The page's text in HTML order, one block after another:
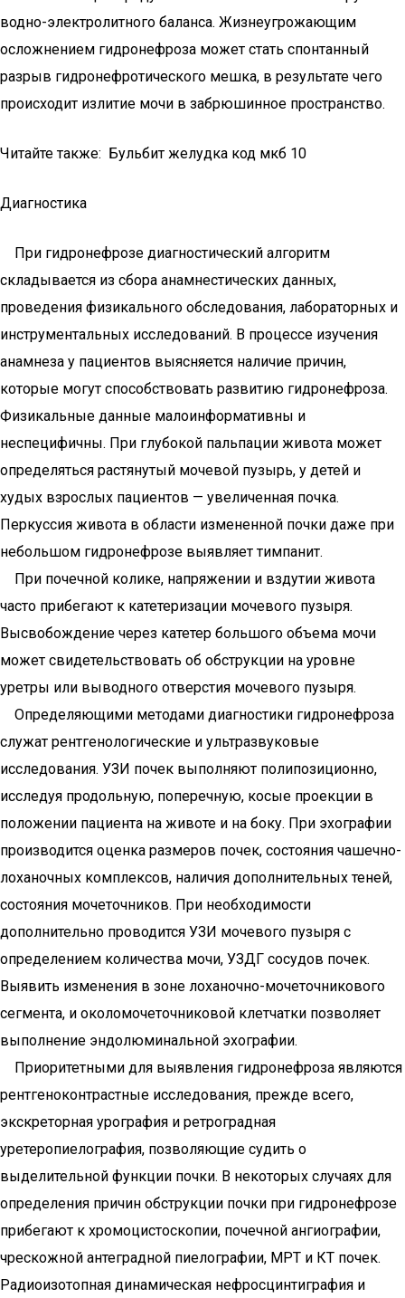
водно-электролитного баланса. Жизнеугрожающим
осложнением гидронефроза может стать спонтанный
разрыв гидронефротического мешка, в результате чего
происходит излитие мочи в забрюшинное пространство.
Читайте также: Бульбит желудка код мкб 10
Диагностика
При гидронефрозе диагностический алгоритм
складывается из сбора анамнестических данных,
проведения физикального обследования, лабораторных и
инструментальных исследований. В процессе изучения
анамнеза у пациентов выясняется наличие причин,
которые могут способствовать развитию гидронефроза.
Физикальные данные малоинформативны и
неспецифичны. При глубокой пальпации живота может
определяться растянутый мочевой пузырь, у детей и
худых взрослых пациентов — увеличенная почка.
Перкуссия живота в области измененной почки даже при
небольшом гидронефрозе выявляет тимпанит.
При почечной колике, напряжении и вздутии живота
часто прибегают к катетеризации мочевого пузыря.
Высвобождение через катетер большого объема мочи
может свидетельствовать об обструкции на уровне
уретры или выводного отверстия мочевого пузыря.
Определяющими методами диагностики гидронефроза
служат рентгенологические и ультразвуковые
исследования. УЗИ почек выполняют полипозиционно,
исследуя продольную, поперечную, косые проекции в
положении пациента на животе и на боку. При эхографии
производится оценка размеров почек, состояния чашечно-
лоханочных комплексов, наличия дополнительных теней,
состояния мочеточников. При необходимости
дополнительно проводится УЗИ мочевого пузыря с
определением количества мочи, УЗДГ сосудов почек.
Выявить изменения в зоне лоханочно-мочеточникового
сегмента, и околомочеточниковой клетчатки позволяет
выполнение эндолюминальной эхографии.
Приоритетными для выявления гидронефроза являются
рентгеноконтрастные исследования, прежде всего,
экскреторная урография и ретроградная
уретеропиелография, позволяющие судить о
выделительной функции почки. В некоторых случаях для
определения причин обструкции почки при гидронефрозе
прибегают к хромоцистоскопии, почечной ангиографии,
чрескожной антеградной пиелографии, МРТ и КТ почек.
Радиоизотопная динамическая нефросцинтиграфия и